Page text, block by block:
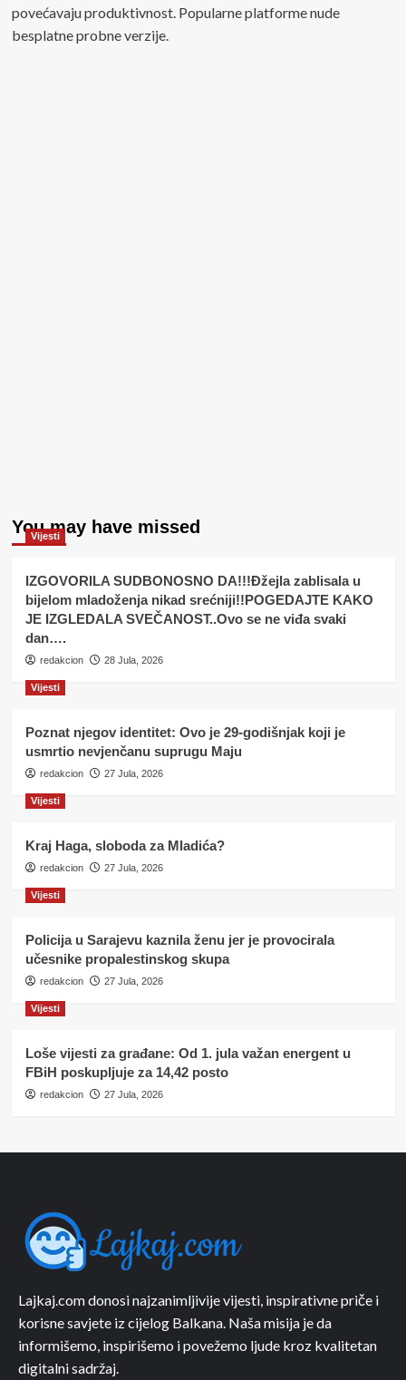
povećavaju produktivnost. Popularne platforme nude
besplatne probne verzije.
You may have missed
Vijesti
IZGOVORILA SUDBONOSNO DA!!!Đžejla zablisala u
bijelom mladoženja nikad srećniji!!POGEDAJTE KAKO
JE IZGLEDALA SVEČANOST..Ovo se ne viđa svaki
dan….
redakcion 28 Jula, 2026
Vijesti
Poznat njegov identitet: Ovo je 29-godišnjak koji je
usmrtio nevjenčanu suprugu Maju
redakcion 27 Jula, 2026
Vijesti
Kraj Haga, sloboda za Mladića?
redakcion 27 Jula, 2026
Vijesti
Policija u Sarajevu kaznila ženu jer je provocirala
učesnike propalestinskog skupa
redakcion 27 Jula, 2026
Vijesti
Loše vijesti za građane: Od 1. jula važan energent u
FBiH poskupljuje za 14,42 posto
redakcion 27 Jula, 2026
Lajkaj.com donosi najzanimljivije vijesti, inspirativne priče i
korisne savjete iz cijelog Balkana. Naša misija je da
informišemo, inspirišemo i povežemo ljude kroz kvalitetan
digitalni sadržaj.